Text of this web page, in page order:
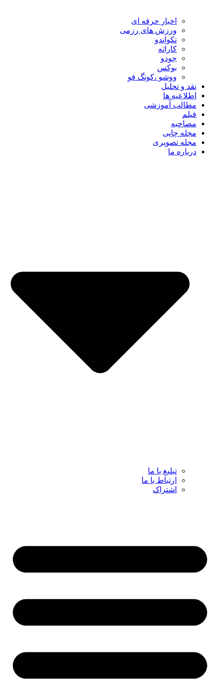
اخبار حرفه ای
ورزش های رزمی
تکواندو
کاراته
جودو
بوکس
ووشو ،کونگ فو
نقد و تحلیل
اطلاعیه ها
مطالب آموزشی
فیلم
مصاحبه
مجله چاپی
مجله تصویری
درباره ما
تبلیغ با ما
ارتباط با ما
اشتراک